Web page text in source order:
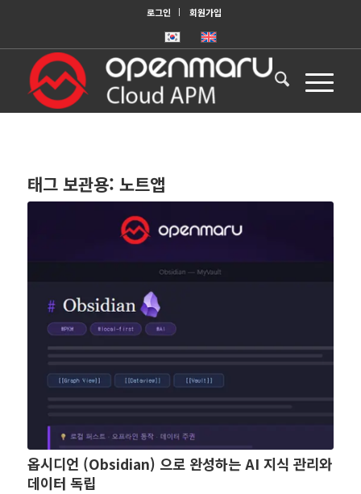
로그인 회원가입
태그 보관용: 노트앱
옵시디언 (Obsidian) 으로 완성하는 AI 지식 관리와
데이터 독립